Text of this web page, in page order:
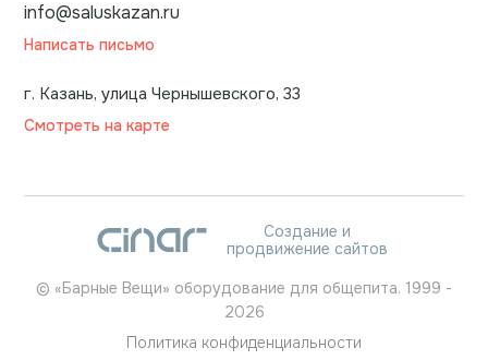
info@saluskazan.ru
Написать письмо
г. Казань, улица Чернышевского, 33
Смотреть на карте
Создание и
продвижение сайтов
© «Барные Вещи» оборудование для общепита. 1999 -
2026
Политика конфиденциальности